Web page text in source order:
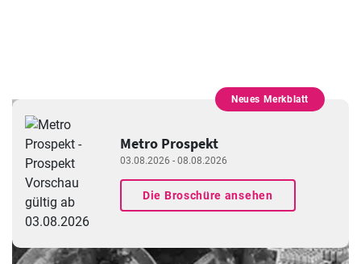
Metro Prospekt
03.08.2026 - 08.08.2026
Die Broschüre ansehen
Neues Merkblatt